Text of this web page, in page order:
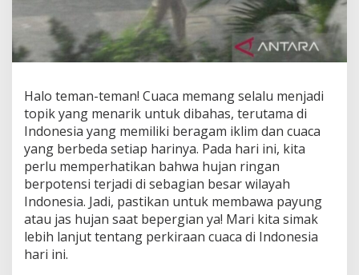
Halo teman-teman! Cuaca memang selalu menjadi
topik yang menarik untuk dibahas, terutama di
Indonesia yang memiliki beragam iklim dan cuaca
yang berbeda setiap harinya. Pada hari ini, kita
perlu memperhatikan bahwa hujan ringan
berpotensi terjadi di sebagian besar wilayah
Indonesia. Jadi, pastikan untuk membawa payung
atau jas hujan saat bepergian ya! Mari kita simak
lebih lanjut tentang perkiraan cuaca di Indonesia
hari ini.